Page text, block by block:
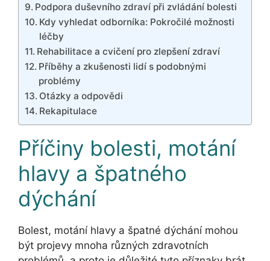
Podpora duševního zdraví při zvládání bolesti
Kdy vyhledat odborníka: Pokročilé možnosti
léčby
Rehabilitace a cvičení pro zlepšení zdraví
Příběhy a zkušenosti lidí s podobnými
problémy
Otázky a odpovědi
Rekapitulace
Příčiny bolesti, motání
hlavy a špatného
dýchání
Bolest, motání hlavy a špatné dýchání mohou
být projevy mnoha různých zdravotních